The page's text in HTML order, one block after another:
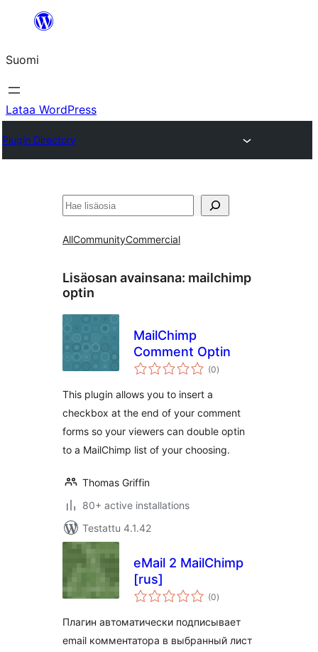
Suomi
Lataa WordPress
Plugin Directory
Etsi
AllCommunityCommercial
Lisäosan avainsana: mailchimp
optin
MailChimp
Comment Optin
(0arvosanat
yhteensä
)
This plugin allows you to insert a
checkbox at the end of your comment
forms so your viewers can double optin
to a MailChimp list of your choosing.
Thomas Griffin
80+ active installations
Testattu 4.1.42
eMail 2 MailChimp
[rus]
(0arvosanat
yhteensä
)
Плагин автоматически подписывает
email комментатора в выбранный лист